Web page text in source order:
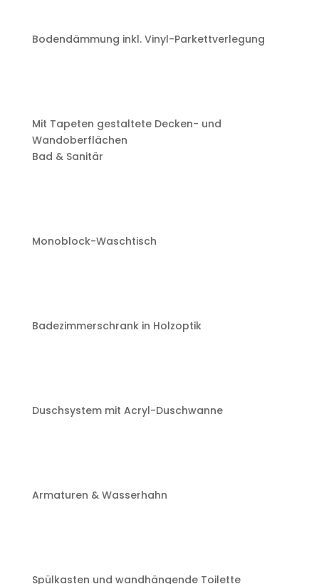
Bodendämmung inkl. Vinyl-Parkettverlegung
Mit Tapeten gestaltete Decken- und
Wandoberflächen
Bad & Sanitär
Monoblock-Waschtisch
Badezimmerschrank in Holzoptik
Duschsystem mit Acryl-Duschwanne
Armaturen & Wasserhahn
Spülkasten und wandhängende Toilette